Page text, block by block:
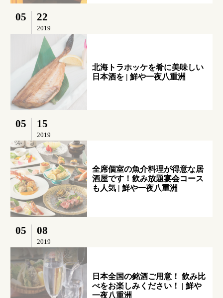
05 22
2019
北海トラホッケを肴に美味しい
日本酒を | 鮮や一夜八重洲
05 15
2019
全席個室の魚介料理が得意な居
酒屋です！飲み放題宴会コース
も人気 | 鮮や一夜八重洲
05 08
2019
日本全国の銘酒ご用意！ 飲み比
べをお楽しみください！ | 鮮や
一夜八重洲